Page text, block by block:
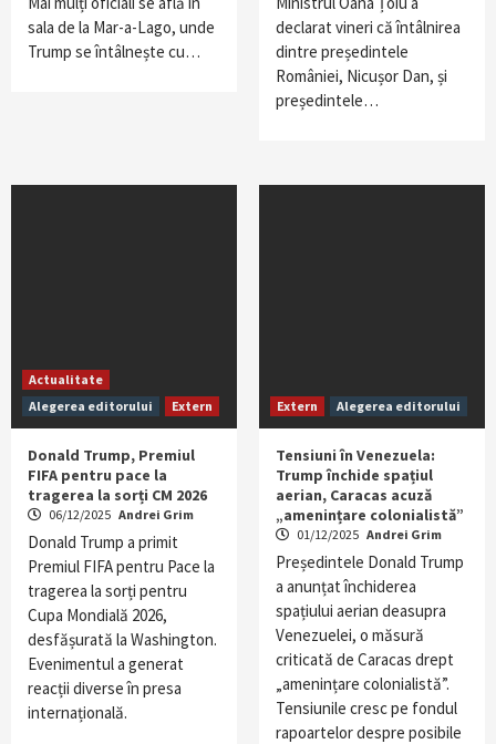
sala de la Mar-a-Lago, unde
Trump se întâlnește cu…
declarat vineri că întâlnirea
dintre președintele
României, Nicușor Dan, și
președintele…
Actualitate
Alegerea editorului
Extern
Donald Trump, Premiul
FIFA pentru pace la
tragerea la sorți CM 2026
06/12/2025 Andrei Grim
Donald Trump a primit
Premiul FIFA pentru Pace la
tragerea la sorți pentru
Cupa Mondială 2026,
desfășurată la Washington.
Evenimentul a generat
reacții diverse în presa
internațională.
Extern Alegerea editorului
Tensiuni în Venezuela:
Trump închide spațiul
aerian, Caracas acuză
„amenințare colonialistă”
01/12/2025 Andrei Grim
Președintele Donald Trump
a anunțat închiderea
spațiului aerian deasupra
Venezuelei, o măsură
criticată de Caracas drept
„amenințare colonialistă”.
Tensiunile cresc pe fondul
rapoartelor despre posibile